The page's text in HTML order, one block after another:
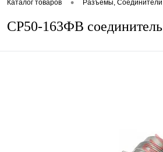
Каталог товаров • Разъемы, Соединители
СР50-163ФВ соединитель